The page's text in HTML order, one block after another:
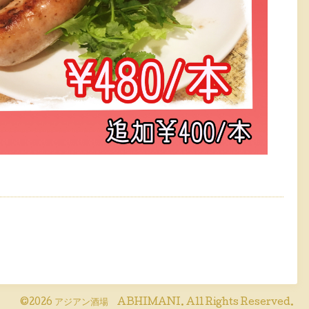
©2026 アジアン酒場 ABHIMANI. All Rights Reserved.